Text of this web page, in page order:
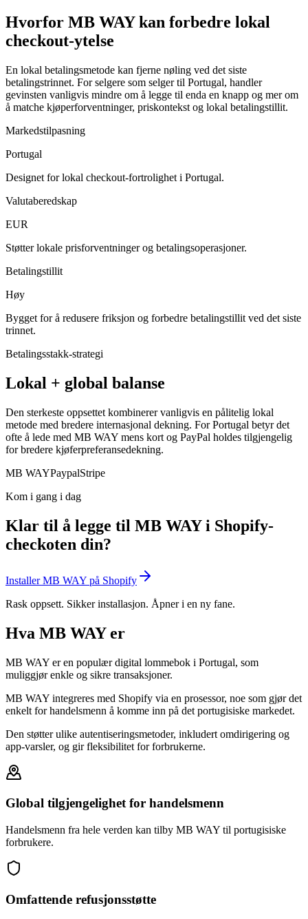
Hvorfor MB WAY kan forbedre lokal
checkout-ytelse
En lokal betalingsmetode kan fjerne nøling ved det siste
betalingstrinnet. For selgere som selger til Portugal, handler
gevinsten vanligvis mindre om å legge til enda en knapp og mer om
å matche kjøperforventninger, priskontekst og lokal betalingstillit.
Markedstilpasning
Portugal
Designet for lokal checkout-fortrolighet i Portugal.
Valutaberedskap
EUR
Støtter lokale prisforventninger og betalingsoperasjoner.
Betalingstillit
Høy
Bygget for å redusere friksjon og forbedre betalingstillit ved det siste
trinnet.
Betalingsstakk-strategi
Lokal + global balanse
Den sterkeste oppsettet kombinerer vanligvis en pålitelig lokal
metode med bredere internasjonal dekning. For Portugal betyr det
ofte å lede med MB WAY mens kort og PayPal holdes tilgjengelig
for bredere kjøferpreferansedekning.
MB WAYPaypalStripe
Kom i gang i dag
Klar til å legge til MB WAY i Shopify-
checkoten din?
Installer MB WAY på Shopify
Rask oppsett. Sikker installasjon. Åpner i en ny fane.
Hva MB WAY er
MB WAY er en populær digital lommebok i Portugal, som
muliggjør enkle og sikre transaksjoner.
MB WAY integreres med Shopify via en prosessor, noe som gjør det
enkelt for handelsmenn å komme inn på det portugisiske markedet.
Den støtter ulike autentiseringsmetoder, inkludert omdirigering og
app-varsler, og gir fleksibilitet for forbrukerne.
Global tilgjengelighet for handelsmenn
Handelsmenn fra hele verden kan tilby MB WAY til portugisiske
forbrukere.
Omfattende refusjonsstøtte